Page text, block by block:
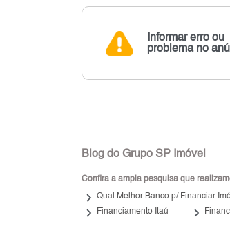
Informar erro ou
problema no
Blog do Grupo SP Imóvel
Confira a ampla pesquisa que
keyboard_arrow_right Qual Melhor Banco p/ Financiar
keyboard_arrow_right Financiamento Itaú keyboard_arrow_right